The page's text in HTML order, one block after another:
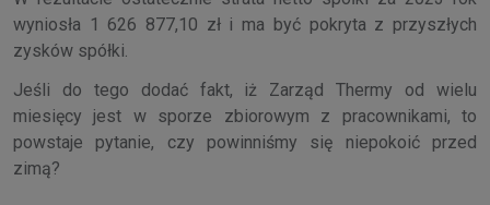
wyniosła 1 626 877,10 zł i ma być pokryta z przyszłych
zysków spółki.
Jeśli do tego dodać fakt, iż Zarząd Thermy od wielu
miesięcy jest w sporze zbiorowym z pracownikami, to
powstaje pytanie, czy powinniśmy się niepokoić przed
zimą?